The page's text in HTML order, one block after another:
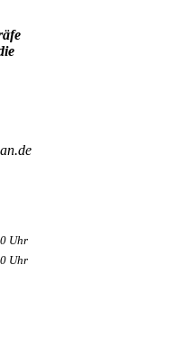
Uhr
Uhr